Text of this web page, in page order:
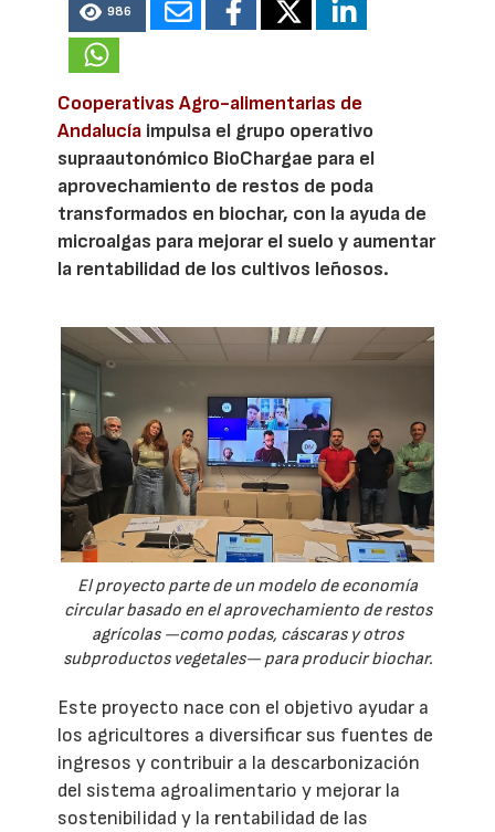
986
Cooperativas Agro-alimentarias de
Andalucía impulsa el grupo operativo
supraautonómico BioChargae para el
aprovechamiento de restos de poda
transformados en biochar, con la ayuda de
microalgas para mejorar el suelo y aumentar
la rentabilidad de los cultivos leñosos.
El proyecto parte de un modelo de economía
circular basado en el aprovechamiento de restos
agrícolas —como podas, cáscaras y otros
subproductos vegetales— para producir biochar.
Este proyecto nace con el objetivo ayudar a
los agricultores a diversificar sus fuentes de
ingresos y contribuir a la descarbonización
del sistema agroalimentario y mejorar la
sostenibilidad y la rentabilidad de las